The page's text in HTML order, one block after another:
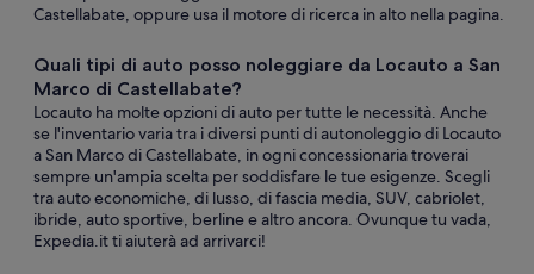
Castellabate, oppure usa il motore di ricerca in alto nella pagina.
Quali tipi di auto posso noleggiare da Locauto a San
Marco di Castellabate?
Locauto ha molte opzioni di auto per tutte le necessità. Anche
se l'inventario varia tra i diversi punti di autonoleggio di Locauto
a San Marco di Castellabate, in ogni concessionaria troverai
sempre un'ampia scelta per soddisfare le tue esigenze. Scegli
tra auto economiche, di lusso, di fascia media, SUV, cabriolet,
ibride, auto sportive, berline e altro ancora. Ovunque tu vada,
Expedia.it ti aiuterà ad arrivarci!